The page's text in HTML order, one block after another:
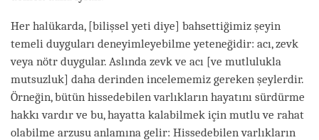
Her halükarda, [bilişsel yeti diye] bahsettiğimiz şeyin
temeli duyguları deneyimleyebilme yeteneğidir: acı, zevk
veya nötr duygular. Aslında zevk ve acı [ve mutlulukla
mutsuzluk] daha derinden incelememiz gereken şeylerdir.
Örneğin, bütün hissedebilen varlıkların hayatını sürdürme
hakkı vardır ve bu, hayatta kalabilmek için mutlu ve rahat
olabilme arzusu anlamına gelir: Hissedebilen varlıkların